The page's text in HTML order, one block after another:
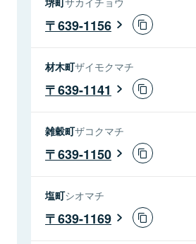
639-1156
材木町ザイモクマチ
639-1141
雑穀町ザコクマチ
639-1150
塩町シオマチ
639-1169